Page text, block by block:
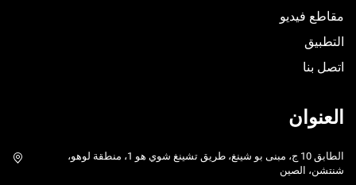
مقاطع فيديو
التطبيق
اتصل بنا
العنوان
الطابق 10 ج، مبنى بو شينغ، طريق تشينغ شوي هو 1، منطقة لوهو،
شنتشن، الصين